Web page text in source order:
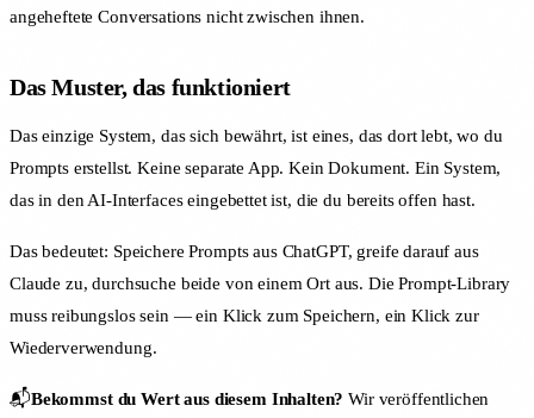
angeheftete Conversations nicht zwischen ihnen.
Das Muster, das funktioniert
Das einzige System, das sich bewährt, ist eines, das dort lebt, wo du
Prompts erstellst. Keine separate App. Kein Dokument. Ein System,
das in den AI-Interfaces eingebettet ist, die du bereits offen hast.
Das bedeutet: Speichere Prompts aus ChatGPT, greife darauf aus
Claude zu, durchsuche beide von einem Ort aus. Die Prompt-Library
muss reibungslos sein — ein Klick zum Speichern, ein Klick zur
Wiederverwendung.
📬Bekommst du Wert aus diesem Inhalten? Wir veröffentlichen